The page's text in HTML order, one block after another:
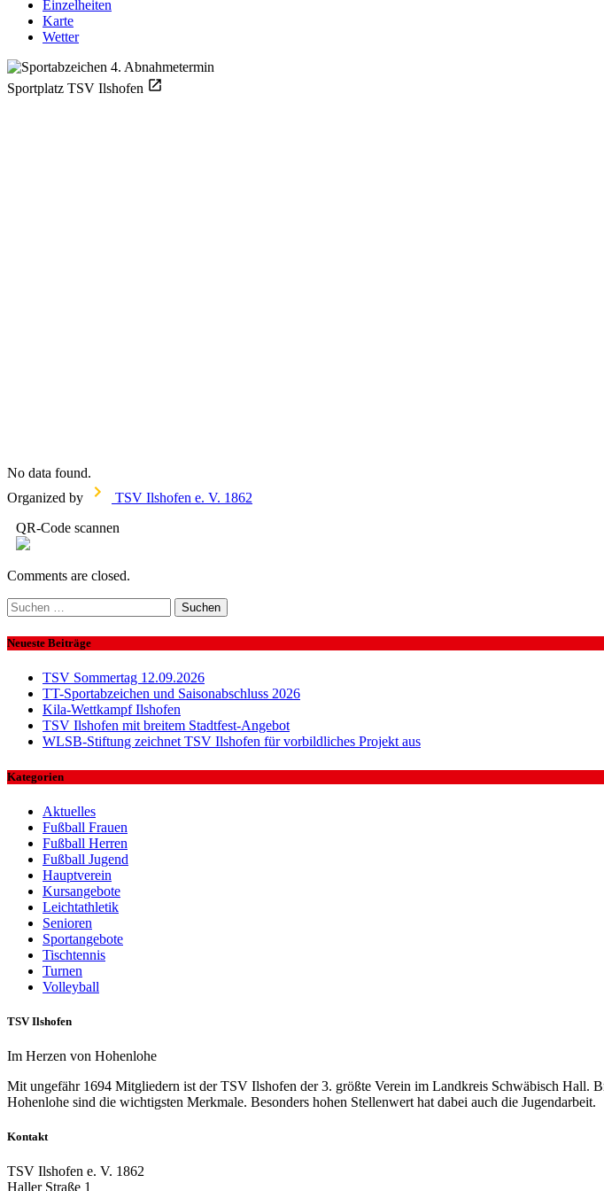
Einzelheiten
Karte
Wetter
Sportplatz TSV Ilshofen
No data found.
Organized by
TSV Ilshofen e. V. 1862
QR-Code scannen
Comments are closed.
Suchen
nach:
Neueste Beiträge
TSV Sommertag 12.09.2026
TT-Sportabzeichen und Saisonabschluss 2026
Kila-Wettkampf Ilshofen
TSV Ilshofen mit breitem Stadtfest-Angebot
WLSB-Stiftung zeichnet TSV Ilshofen für vorbildliches Projekt aus
Kategorien
Aktuelles
Fußball Frauen
Fußball Herren
Fußball Jugend
Hauptverein
Kursangebote
Leichtathletik
Senioren
Sportangebote
Tischtennis
Turnen
Volleyball
TSV Ilshofen
Im Herzen von Hohenlohe
Mit ungefähr 1694 Mitgliedern ist der TSV Ilshofen der 3. größte Verein im Landkreis Schwäbisch Hall.
Hohenlohe sind die wichtigsten Merkmale. Besonders hohen Stellenwert hat dabei auch die Jugendarbeit.
Kontakt
TSV Ilshofen e. V. 1862
Haller Straße 1